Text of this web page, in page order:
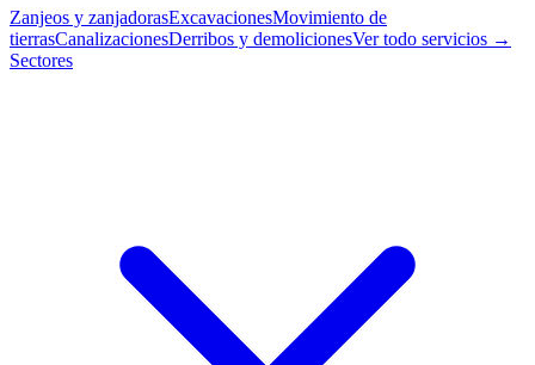
Zanjeos y zanjadorasExcavacionesMovimiento de
tierrasCanalizacionesDerribos y demolicionesVer todo servicios →
Sectores